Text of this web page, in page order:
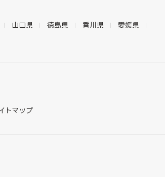
山口県 徳島県 香川県
愛媛県
トマップ